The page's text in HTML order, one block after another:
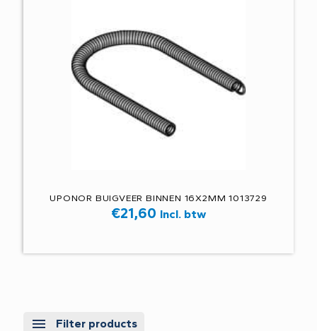
UPONOR BUIGVEER BINNEN 16X2MM 1013729
€21,60 Incl. btw
Filter products